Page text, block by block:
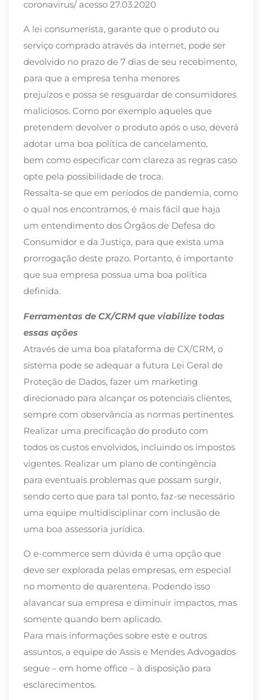
coronavirus/ acesso 27.03.2020
A lei consumerista, garante que o produto ou
serviço comprado através da internet, pode ser
devolvido no prazo de 7 dias de seu recebimento,
para que a empresa tenha menores
prejuízos e possa se resguardar de consumidores
maliciosos. Como por exemplo aqueles que
pretendem devolver o produto após o uso, deverá
adotar uma boa política de cancelamento,
bem como especificar com clareza as regras caso
opte pela possibilidade de troca.
Ressalta-se que em períodos de pandemia, como
o qual nos encontramos, é mais fácil que haja
um entendimento dos Órgãos de Defesa do
Consumidor e da Justiça, para que exista uma
prorrogação deste prazo. Portanto, é importante
que sua empresa possua uma boa política
definida.
Ferramentas de CX/CRM que viabilize todas
essas ações
Através de uma boa plataforma de CX/CRM, o
sistema pode se adequar a futura Lei Geral de
Proteção de Dados, fazer um marketing
direcionado para alcançar os potenciais clientes,
sempre com observância as normas pertinentes.
Realizar uma precificação do produto com
todos os custos envolvidos, incluindo os impostos
vigentes. Realizar um plano de contingência
para eventuais problemas que possam surgir,
sendo certo que para tal ponto, faz-se necessário
uma equipe multidisciplinar com inclusão de
uma boa assessoria jurídica.
O e-commerce sem dúvida é uma opção que
deve ser explorada pelas empresas, em especial
no momento de quarentena. Podendo isso
alavancar sua empresa e diminuir impactos, mas
somente quando bem aplicado.
Para mais informações sobre este e outros
assuntos, a equipe de Assis e Mendes Advogados
segue – em home office – à disposição para
esclarecimentos.